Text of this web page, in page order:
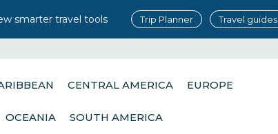
smarter travel tools Trip Planner Travel guides
CENTRAL AMERICA EUROPE
OCEANIA SOUTH AMERICA